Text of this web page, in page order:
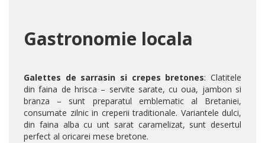
Gastronomie locala
Galettes de sarrasin si crepes bretones: Clatitele
din faina de hrisca – servite sarate, cu oua, jambon si
branza – sunt preparatul emblematic al Bretaniei,
consumate zilnic in creperii traditionale. Variantele dulci,
din faina alba cu unt sarat caramelizat, sunt desertul
perfect al oricarei mese bretone.